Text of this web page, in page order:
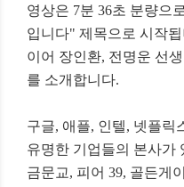
영상은 7분 36초 분량으
입니다" 제목으로 시작
이어 장인환, 전명운 선
를 소개합니다.
구글, 애플, 인텔, 넷플릭
유명한 기업들의 본사가
금문교, 피어 39, 골든게